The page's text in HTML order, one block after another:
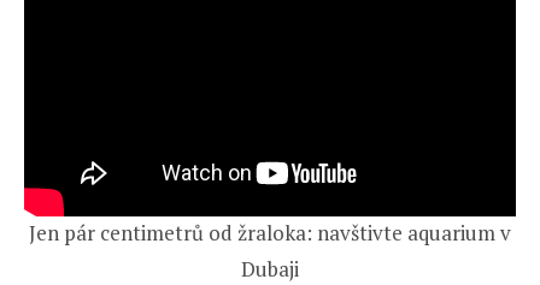
Jen pár centimetrů od žraloka: navštivte aquarium v
Dubaji